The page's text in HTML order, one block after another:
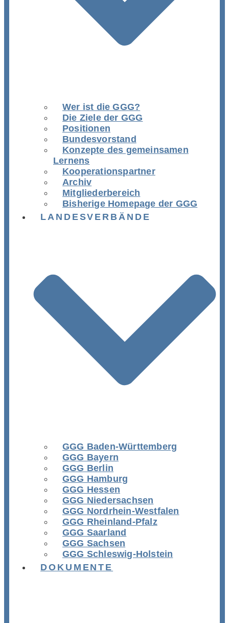
Wer ist die GGG?
Die Ziele der GGG
Positionen
Bundesvorstand
Konzepte des gemeinsamen
Lernens
Kooperationspartner
Archiv
Mitgliederbereich
Bisherige Homepage der GGG
LANDESVERBÄNDE
GGG Baden-Württemberg
GGG Bayern
GGG Berlin
GGG Hamburg
GGG Hessen
GGG Niedersachsen
GGG Nordrhein-Westfalen
GGG Rheinland-Pfalz
GGG Saarland
GGG Sachsen
GGG Schleswig-Holstein
DOKUMENTE